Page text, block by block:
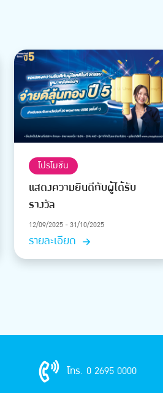
โปรโมชัน
แสดงความยินดีกับผู้ได้รับ
รางวัล
12/09/2025 - 31/10/2025
รายละเอียด
โทร. 0 2695 0000